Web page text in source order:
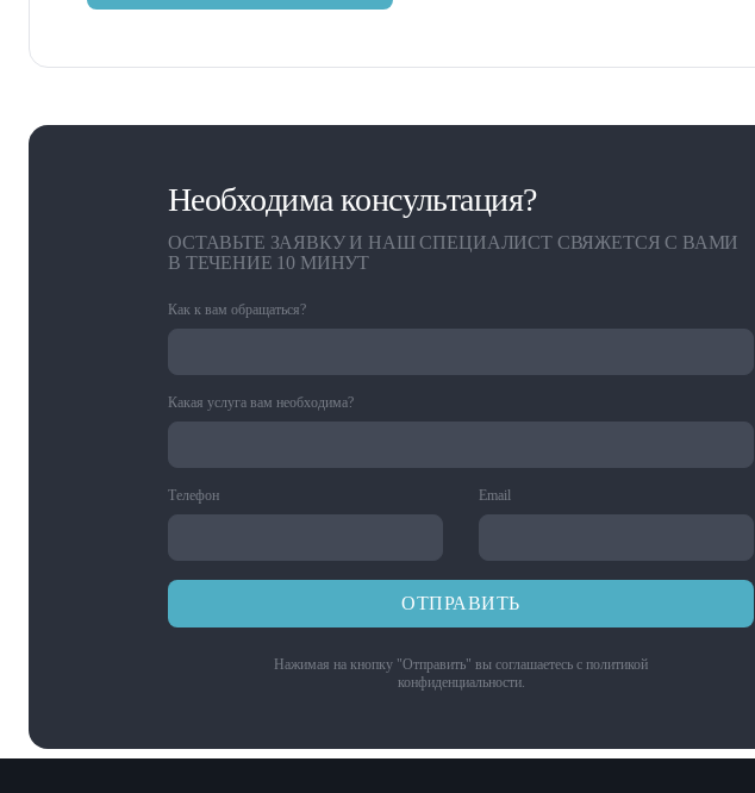
Необходима консультация?
ОСТАВЬТЕ ЗАЯВКУ И НАШ СПЕЦИАЛИСТ СВЯЖЕТСЯ С ВАМИ
В ТЕЧЕНИЕ 10 МИНУТ
Как к вам обращаться?
Какая услуга вам необходима?
Телефон Email
ОТПРАВИТЬ
Нажимая на кнопку "Отправить" вы соглашаетесь с политикой
конфиденциальности.